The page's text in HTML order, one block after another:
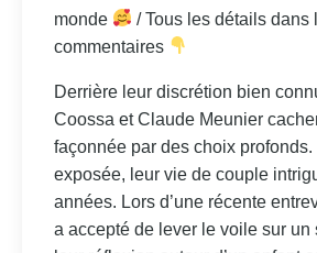
monde
/ Tous les détails dans
commentaires
Derrière leur discrétion bien
Coossa et Claude Meunier
façonnée par des choix profonds.
exposée, leur vie de couple
années. Lors d’une récente
a accepté de lever le voile sur un